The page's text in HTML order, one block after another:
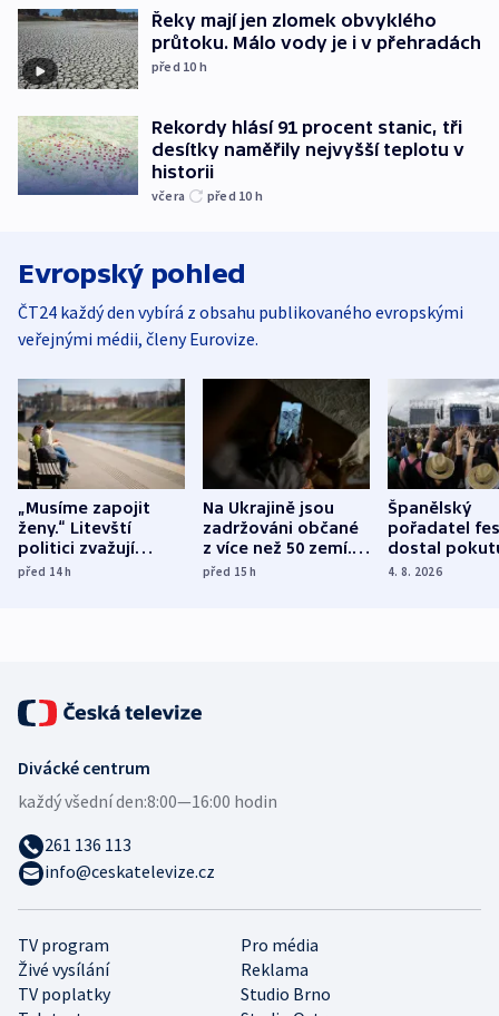
Řeky mají jen zlomek obvyklého
průtoku. Málo vody je i v přehradách
před 10 h
Rekordy hlásí 91 procent stanic, tři
desítky naměřily nejvyšší teplotu v
historii
včera před 10 h
Evropský pohled
ČT24 každý den vybírá z obsahu publikovaného evropskými
veřejnými médii, členy Eurovize.
„Musíme zapojit
ženy.“ Litevští
politici zvažují
dohodu o
před 14h
Na Ukrajině jsou
zadržováni občané
z více než 50 zemí.
Bojovali na straně
před 15h
Španělský
pořadatel
dostal
nekalé
4. 8. 2026
TV program
Pro média
Živé vysílání
Reklama
TV poplatky
Studio Brno
Divácké centrum
každý všední den:8:00—16:00 hodin
261 136 113
info@ceskatelevize.cz